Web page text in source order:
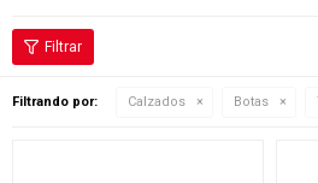
Filtrando por: Calzados Botas